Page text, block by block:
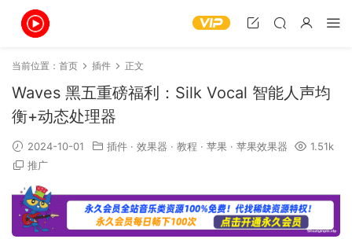
当前位置： 首页 插件 正文
Waves 黑五重磅福利：Silk Vocal 智能人声均
衡+动态处理器
2024-10-01 插件 · 效果器 · 教程 · 苹果 · 苹果效果器
1.51k
推广